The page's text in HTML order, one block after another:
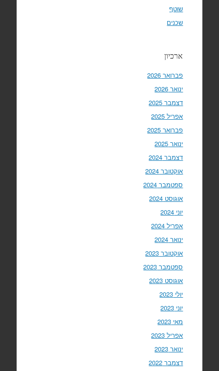
שוטף
שכנים
ארכיון
פברואר 2026
ינואר 2026
דצמבר 2025
אפריל 2025
פברואר 2025
ינואר 2025
דצמבר 2024
אוקטובר 2024
ספטמבר 2024
אוגוסט 2024
יוני 2024
אפריל 2024
ינואר 2024
אוקטובר 2023
ספטמבר 2023
אוגוסט 2023
יולי 2023
יוני 2023
מאי 2023
אפריל 2023
ינואר 2023
דצמבר 2022